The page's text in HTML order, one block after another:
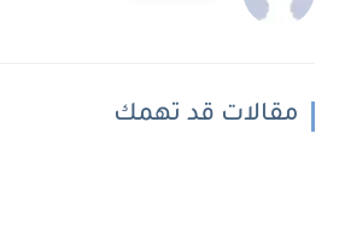
مقالات قد تهمك